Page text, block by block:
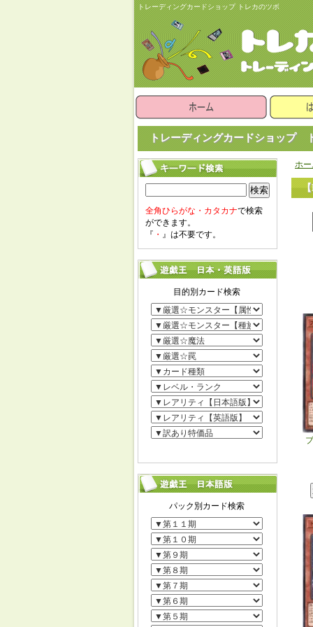
トレーディングカードショップ トレカのツボ
トレーディングカードショップ
検索
全角ひらがな・カタカナで検索
ができます。
『 ・ 』は不要です。
ホ